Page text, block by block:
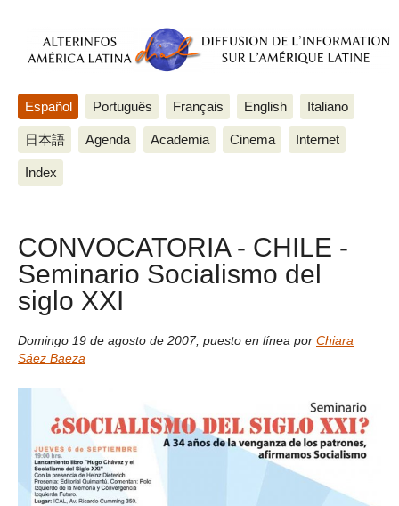
Español Português Français English Italiano
日本語 Agenda Academia Cinema Internet
Index
CONVOCATORIA - CHILE -
Seminario Socialismo del
siglo XXI
Domingo 19 de agosto de 2007, puesto en línea por Chiara
Sáez Baeza